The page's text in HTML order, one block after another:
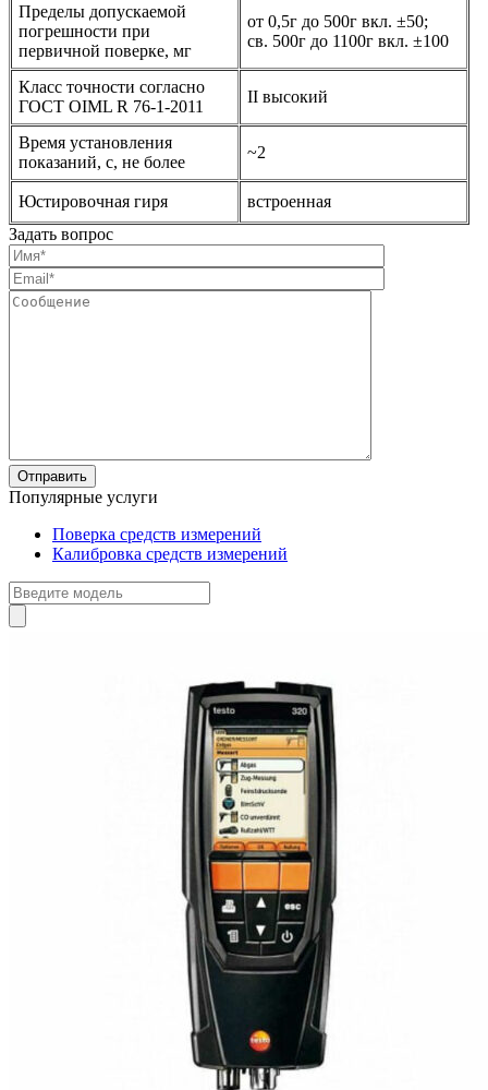
Пределы допускаемой
погрешности при
первичной поверке, мг
от 0,5г до 500г вкл. ±50;
св. 500г до 1100г вкл. ±100
Класс точности согласно
ГОСТ OIML R 76-1-2011
II высокий
Время установления
показаний, с, не более
~2
Юстировочная гиря
встроенная
Задать вопрос
Популярные услуги
Поверка средств измерений
Калибровка средств измерений